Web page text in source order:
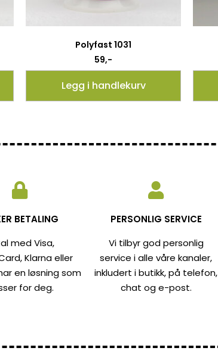
Polyfast 1031
59,-
Legg i handlekurv
BETALING
med Visa,
Klarna eller
en løsning som
for deg.
PERSONLIG SERVICE
Vi tilbyr god personlig
service i alle våre kanaler,
inkludert i butikk, på telefon,
chat og e-post.